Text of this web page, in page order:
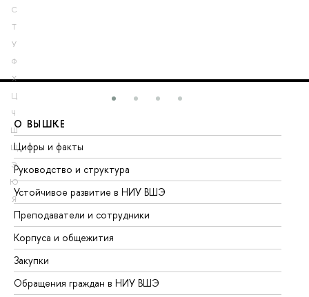
С
Т
У
Ф
Х
Ц
Ч
Ш
Щ
Э
Ю
Я
О ВЫШКЕ
Цифры и факты
Руководство и структура
Устойчивое развитие в НИУ ВШЭ
Преподаватели и сотрудники
Корпуса и общежития
Закупки
Обращения граждан в НИУ ВШЭ